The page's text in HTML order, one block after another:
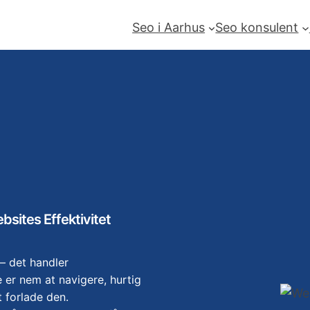
Seo i Aarhus Seo konsulent
Effektivitet
det handler
er nem at navigere, hurtig
forlade den.